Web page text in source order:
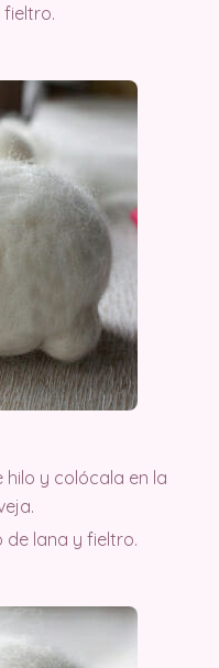
fieltro.
hilo y colócala en la
de lana y fieltro.